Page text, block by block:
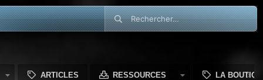
ARTICLES RESSOURCES LA